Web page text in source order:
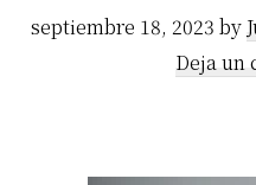
XXX
septiembre 18, 2023 by
Deja un